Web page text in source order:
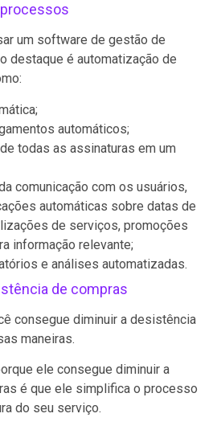
um software de gestão de
destaque é automatização de
automáticos;
todas as assinaturas em um
comunicação com os usuários,
automáticas sobre datas de
de serviços, promoções
informação relevante;
e análises automatizadas.
de compras
consegue diminuir a desistência
maneiras.
ele consegue diminuir a
é que ele simplifica o processo
do seu serviço.